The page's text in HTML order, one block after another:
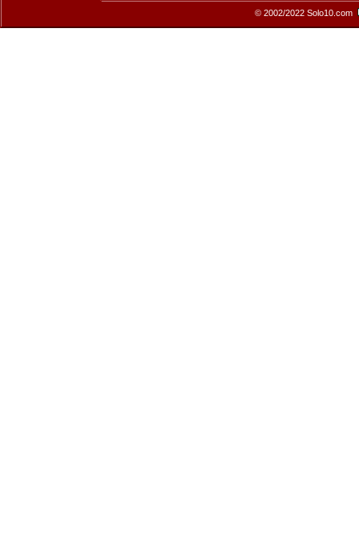
© 2002/2022 Solo10.com